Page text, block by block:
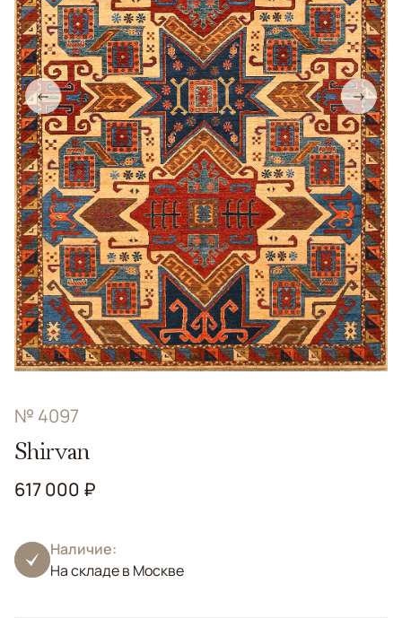
← →
№ 4097
Shirvan
617 000 ₽
Наличие:
На складе в Москве